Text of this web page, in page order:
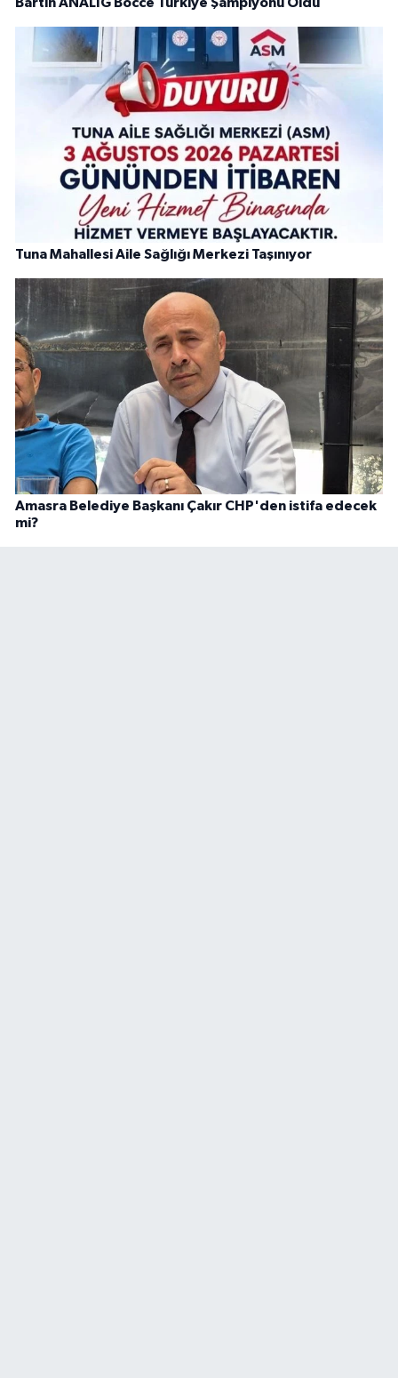
Bartın ANALİG Bocce Türkiye Şampiyonu Oldu
Tuna Mahallesi Aile Sağlığı Merkezi Taşınıyor
Amasra Belediye Başkanı Çakır CHP'den istifa edecek
mi?